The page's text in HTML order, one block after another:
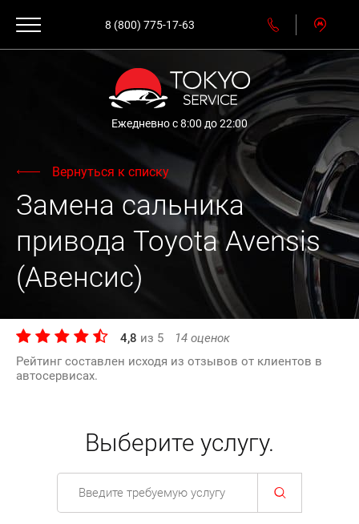
8 (800) 775-17-63
Ежедневно с 8:00 до 22:00
Вернуться к списку
Замена сальника
привода Toyota Avensis
(Авенсис)
4,8 из 5 14 оценок
Рейтинг составлен исходя из отзывов от клиентов в
автосервисах.
Выберите услугу.